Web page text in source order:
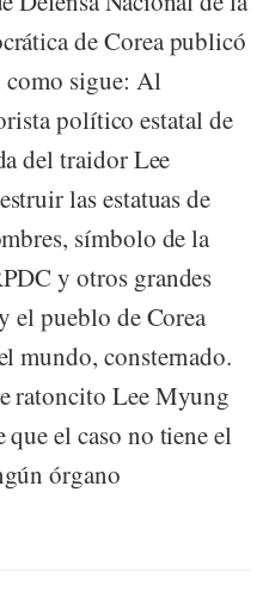
de Corea publicó
como sigue: Al
político estatal de
del traidor Lee
las estatuas de
símbolo de la
y otros grandes
el pueblo de Corea
mundo, consternado.
ratoncito Lee Myung
el caso no tiene el
órgano